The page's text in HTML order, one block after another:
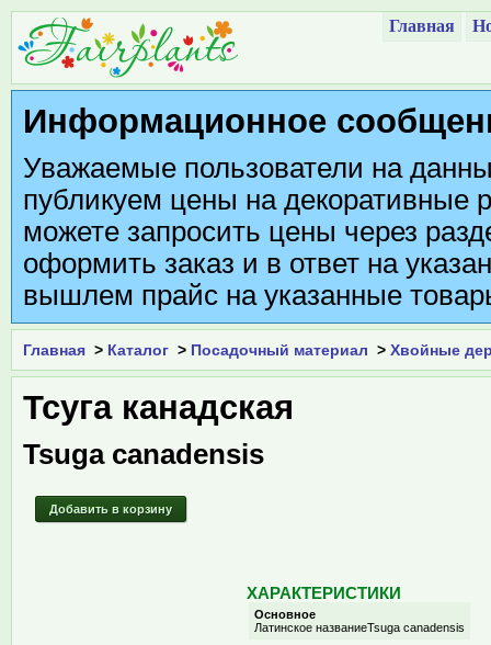
Главная
Информационное
Уважаемые пользователи на
публикуем цены на декоративные
можете запросить цены через
оформить заказ и в ответ на
вышлем прайс на указанные
Главная > Каталог > Посадочный материал > Хвойные
Тсуга канадская
Tsuga canadensis
Добавить в корзину
ХАРАКТЕРИСТИКИ
Основное
Латинское названиеTsuga canadensis